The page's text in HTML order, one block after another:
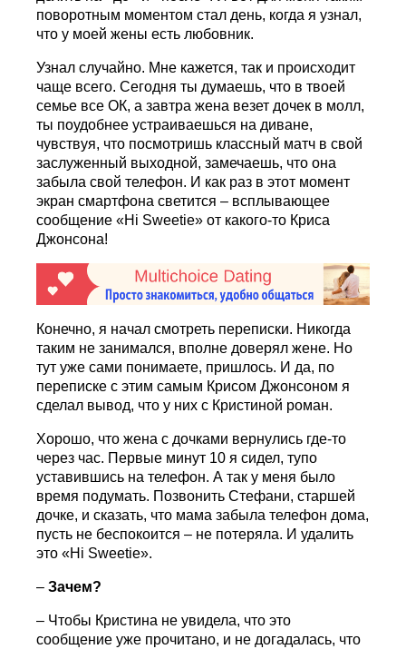
поворотным моментом стал день, когда я узнал,
что у моей жены есть любовник.
Узнал случайно. Мне кажется, так и происходит
чаще всего. Сегодня ты думаешь, что в твоей
семье все ОК, а завтра жена везет дочек в молл,
ты поудобнее устраиваешься на диване,
чувствуя, что посмотришь классный матч в свой
заслуженный выходной, замечаешь, что она
забыла свой телефон. И как раз в этот момент
экран смартфона светится – всплывающее
сообщение «Hi Sweetie» от какого-то Криса
Джонсона!
Конечно, я начал смотреть переписки. Никогда
таким не занимался, вполне доверял жене. Но
тут уже сами понимаете, пришлось. И да, по
переписке с этим самым Крисом Джонсоном я
сделал вывод, что у них с Кристиной роман.
Хорошо, что жена с дочками вернулись где-то
через час. Первые минут 10 я сидел, тупо
уставившись на телефон. А так у меня было
время подумать. Позвонить Стефани, старшей
дочке, и сказать, что мама забыла телефон дома,
пусть не беспокоится – не потеряла. И удалить
это «Hi Sweetie».
–Зачем?
– Чтобы Кристина не увидела, что это
сообщение уже прочитано, и не догадалась, что